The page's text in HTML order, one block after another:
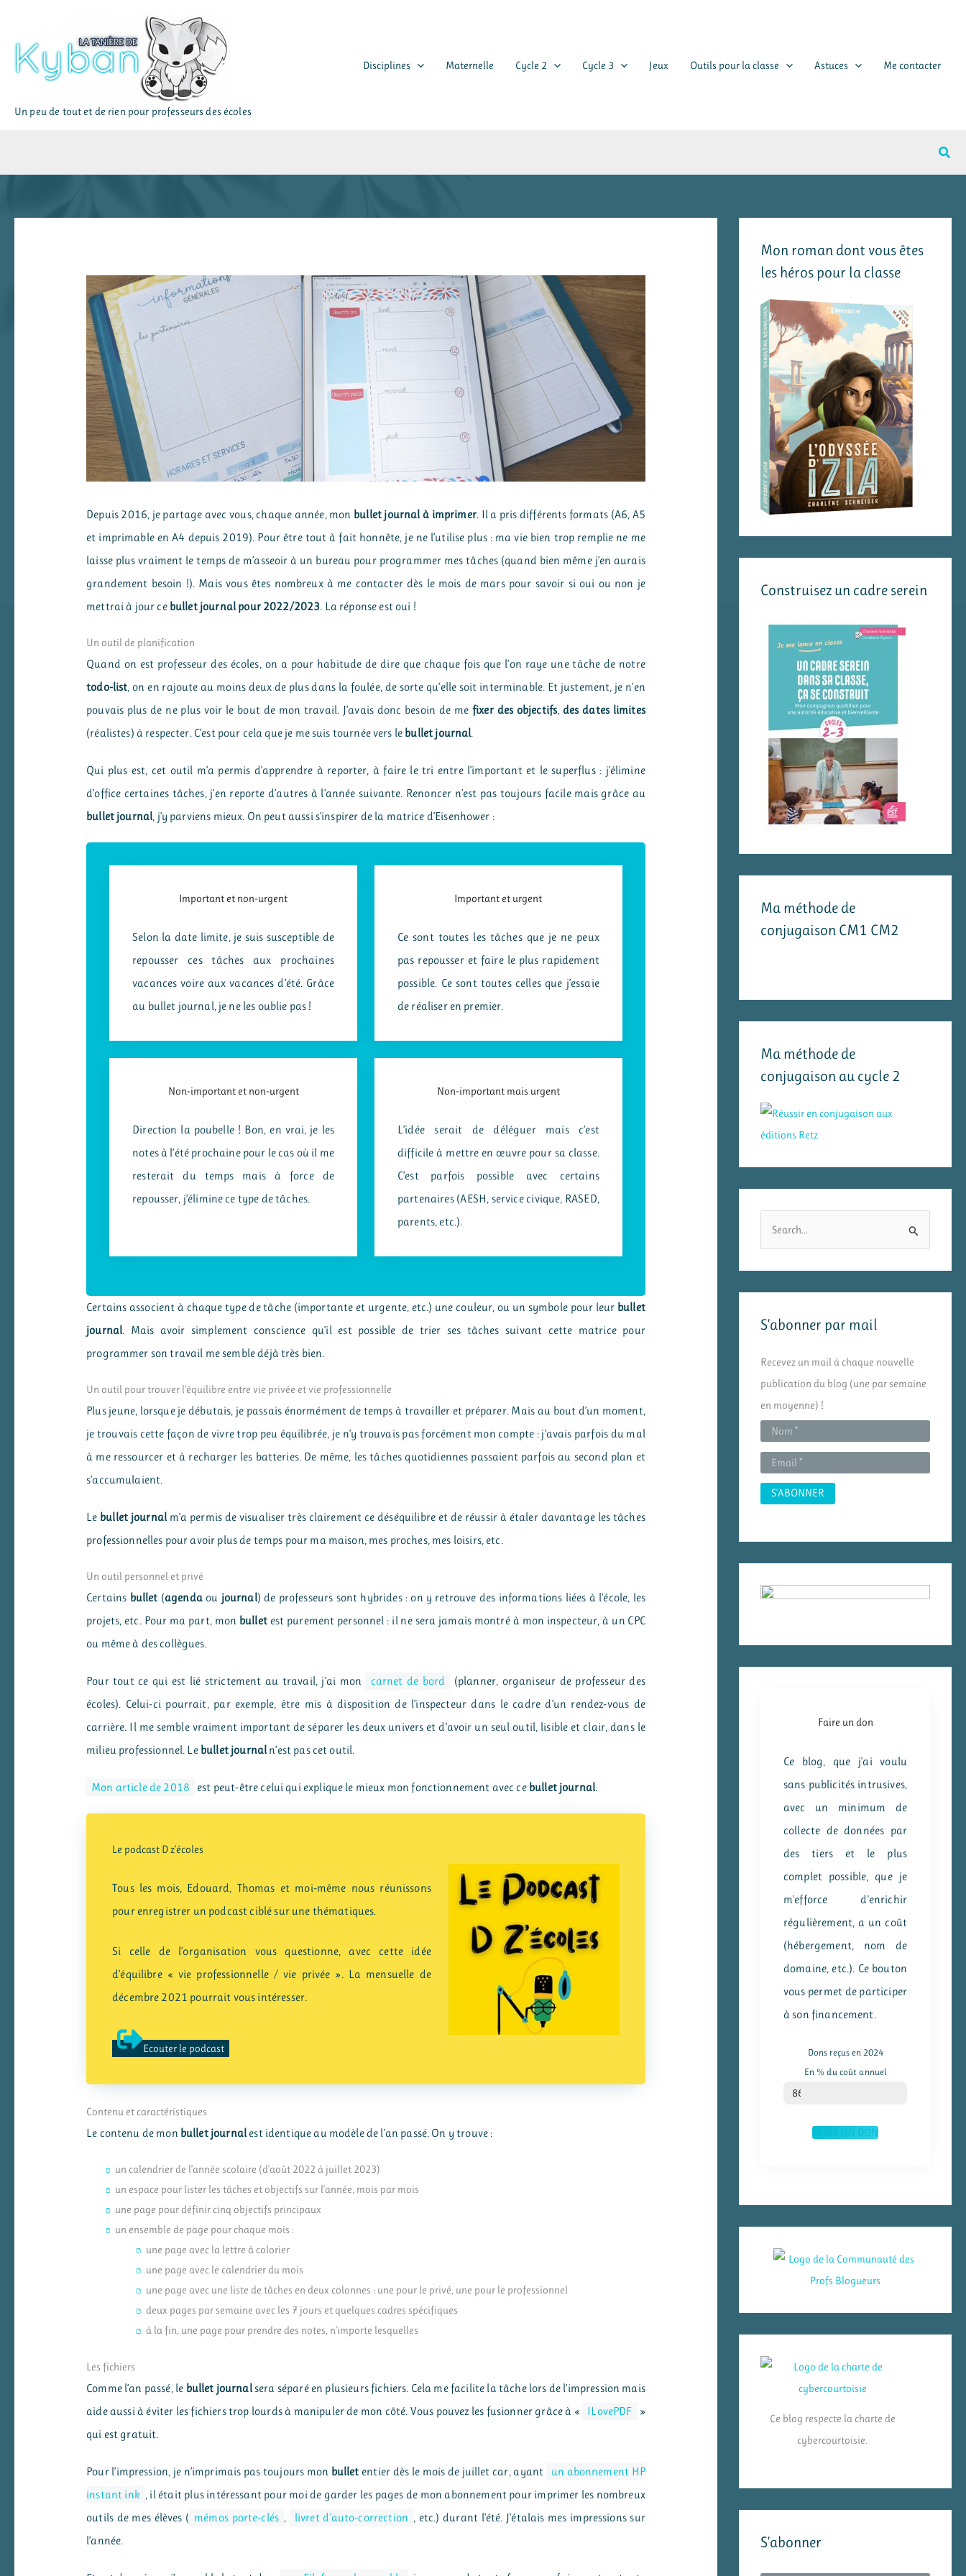
contenu
Un peu de tout et de rien pour professeurs des écoles
Disciplines Maternelle Cycle 2 Cycle 3 Jeux Outils pour la classe Astuces Me contacter
Depuis 2016, je partage avec vous, chaque année, mon bullet journal à imprimer. Il a pris différents formats (A6, A5
et imprimable en A4 depuis 2019). Pour être tout à fait honnête, je ne l’utilise plus : ma vie bien trop remplie ne me
laisse plus vraiment le temps de m’asseoir à un bureau pour programmer mes tâches (quand bien même j’en aurais
grandement besoin !). Mais vous êtes nombreux à me contacter dès le mois de mars pour savoir si oui ou non je
mettrai à jour ce bullet journal pour 2022/2023. La réponse est oui !
Un outil de planification
Quand on est professeur des écoles, on a pour habitude de dire que chaque fois que l’on raye une tâche de notre
todo-list, on en rajoute au moins deux de plus dans la foulée, de sorte qu’elle soit interminable. Et justement, je n’en
pouvais plus de ne plus voir le bout de mon travail. J’avais donc besoin de mefixer des objectifs, des dates limites
(réalistes) à respecter. C’est pour cela que je me suis tournée vers le bullet journal.
Qui plus est, cet outil m’a permis d’apprendre à reporter, à faire le tri entre l’important et le superflus : j’élimine
d’office certaines tâches, j’en reporte d’autres à l’année suivante. Renoncer n’est pas toujours facile mais grâce au
bullet journal, j’y parviens mieux. On peut aussi s’inspirer de la matrice d’Eisenhower :
Important et non-urgent
Selon la date limite, je suis susceptible de
repousser ces tâches aux prochaines
vacances voire aux vacances d’été. Grâce
au bullet journal, je ne les oublie pas !
Important et urgent
Ce sont toutes les tâches que je ne peux
pas repousser et faire le plus rapidement
possible. Ce sont toutes celles que j’essaie
de réaliser en premier.
Non-important et non-urgent
Direction la poubelle ! Bon, en vrai, je les
notes à l’été prochaine pour le cas où il me
resterait du temps mais à force de
repousser, j’élimine ce type de tâches.
Non-important mais urgent
L’idée serait de déléguer mais c’est
difficile à mettre en œuvre pour sa classe.
C’est parfois possible avec certains
partenaires (AESH, service civique, RASED,
parents, etc.).
Certains associent à chaque type de tâche (importante et urgente, etc.) une couleur, ou un symbole pour leur bullet
journal. Mais avoir simplement conscience qu’il est possible de trier ses tâches suivant cette matrice pour
programmer son travail me semble déjà très bien.
Un outil pour trouver l’équilibre entre vie privée et vie professionnelle
Plus jeune, lorsque je débutais, je passais énormément de temps à travailler et préparer. Mais au bout d’un moment,
je trouvais cette façon de vivre trop peu équilibrée, je n’y trouvais pas forcément mon compte : j’avais parfois du mal
à me ressourcer et à recharger les batteries. De même, les tâches quotidiennes passaient parfois au second plan et
s’accumulaient.
Le bullet journalm’a permis de visualiser très clairement ce déséquilibre et de réussir à étaler davantage les tâches
professionnelles pour avoir plus de temps pour ma maison, mes proches, mes loisirs, etc.
Un outil personnel et privé
Certains bullet (agenda ou journal) de professeurs sont hybrides : on y retrouve des informations liées à l’école, les
projets, etc. Pour ma part, mon bullet est purement personnel : il ne sera jamais montré à mon inspecteur, à un CPC
ou même à des collègues.
Pour tout ce qui est lié strictement au travail, j’ai mon carnet de bord
(planner, organiseur de professeur des
écoles). Celui-ci pourrait, par exemple, être mis à disposition de l’inspecteur dans le cadre d’un rendez-vous de
carrière. Il me semble vraiment important de séparer les deux univers et d’avoir un seul outil, lisible et clair, dans le
milieu professionnel. Le bullet journaln’est pas cet outil.
Mon article de 2018 est peut-être celui qui explique le mieux mon fonctionnement avec ce bullet journal.
Le podcast D z’écoles
Tous les mois, Edouard, Thomas et moi-même nous réunissons
pour enregistrer un podcast ciblé sur une thématiques.
Si celle de l’organisation vous questionne, avec cette idée
d’équilibre « vie professionnelle / vie privée ». La mensuelle de
décembre 2021 pourrait vous intéresser.
Ecouter le podcast
Contenu et caractéristiques
Le contenu de mon bullet journalest identique au modèle de l’an passé. On y trouve :
un calendrier de l’année scolaire (d’août 2022 à juillet 2023)
un espace pour lister les tâches et objectifs sur l’année, mois par mois
une page pour définir cinq objectifs principaux
un ensemble de page pour chaque mois :
une page avec la lettre à colorier
une page avec le calendrier du mois
une page avec une liste de tâches en deux colonnes : une pour le privé, une pour le professionnel
deux pages par semaine avec les 7 jours et quelques cadres spécifiques
à la fin, une page pour prendre des notes, n’importe lesquelles
Les fichiers
Comme l’an passé, le bullet journalsera séparé en plusieurs fichiers. Cela me facilite la tâche lors de l’impression mais
aide aussi à éviter les fichiers trop lourds à manipuler de mon côté. Vous pouvez les fusionner grâce à «
ILovePDF
»
qui est gratuit.
Pour l’impression, je n’imprimais pas toujours mon bullet entier dès le mois de juillet car, ayant
un abonnement HP
instant ink , il était plus intéressant pour moi de garder les pages de mon abonnement pour imprimer les nombreux
outils de mes élèves ( mémos porte-clés , livret d’auto-correction , etc.) durant l’été. J’étalais mes impressions sur
l’année.
Mon roman dont vous êtes
les héros pour la classe
Construisez un cadre serein
Ma méthode de
conjugaison CM1 CM2
Ma méthode de
conjugaison au cycle 2
r
e
:
S’abonner par mail
Recevez un mail à chaque nouvelle
publication du blog (une par semaine
en moyenne) !
Faire un don
Ce blog, que j'ai voulu
sans publicités intrusives,
avec un minimum de
collecte de données par
des tiers et le plus
complet possible, que je
m'efforce d'enrichir
régulièrement, a un coût
(hébergement, nom de
domaine, etc.). Ce bouton
vous permet de participer
à son financement.
Dons reçus en 2024
En % du coût annuel
% du coût annuel
86
FAIRE UN DON
Ce blog respecte la charte de
cybercourtoisie.
S’abonner